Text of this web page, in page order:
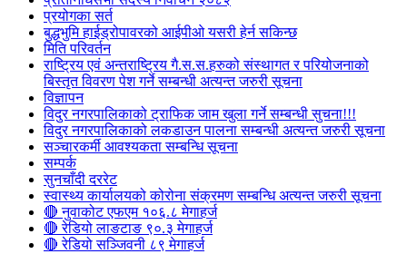
प्रयोगका सर्त
बुद्धभुमि हाईड्रोपावरको आईपीओ यसरी हेर्न सकिन्छ
मिति परिवर्तन
राष्ट्रिय एवं अन्तराष्ट्रिय गै.स.स.हरुको संस्थागत र परियोजनाको
बिस्तृत विवरण पेश गर्ने सम्बन्धी अत्यन्त जरुरी सूचना
विज्ञापन
विदुर नगरपालिकाको ट्राफिक जाम खुला गर्ने सम्बन्धी सुचना!!!
विदुर नगरपालिकाको लकडाउन पालना सम्बन्धी अत्यन्त जरुरी सूचना
सञ्चारकर्मी आवश्यकता सम्बन्धि सूचना
सम्पर्क
सुनचाँदी दररेट
स्वास्थ्य कार्यालयको कोरोना संक्रमण सम्बन्धि अत्यन्त जरुरी सूचना
🔴 नुवाकोट एफएम १०६.८ मेगाहर्ज
🔴 रेडियो लाङटाङ ९०.३ मेगाहर्ज
🔴 रेडियो सञ्जिवनी ८९ मेगाहर्ज